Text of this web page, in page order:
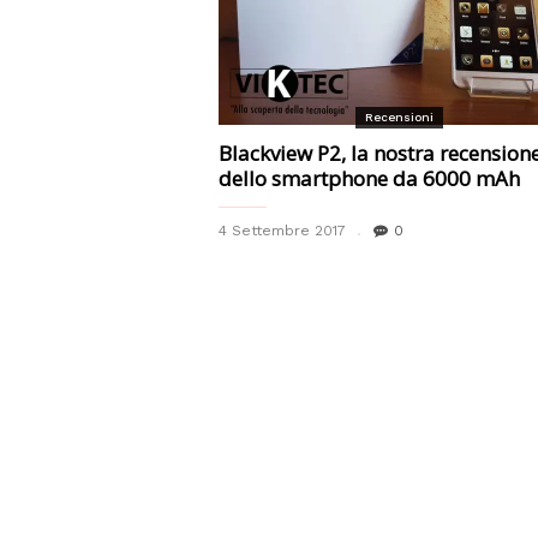
Recensioni
Blackview P2, la nostra
dello smartphone da 6000 mAh
4 Settembre 2017 0